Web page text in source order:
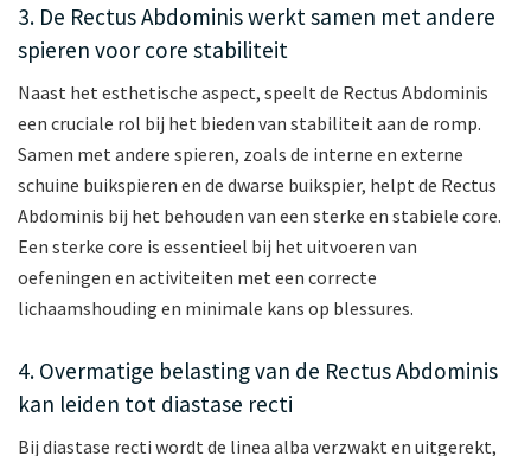
3. De Rectus Abdominis werkt samen met andere
spieren voor core stabiliteit
Naast het esthetische aspect, speelt de Rectus Abdominis
een cruciale rol bij het bieden van stabiliteit aan de romp.
Samen met andere spieren, zoals de interne en externe
schuine buikspieren en de dwarse buikspier, helpt de Rectus
Abdominis bij het behouden van een sterke en stabiele core.
Een sterke core is essentieel bij het uitvoeren van
oefeningen en activiteiten met een correcte
lichaamshouding en minimale kans op blessures.
4. Overmatige belasting van de Rectus Abdominis
kan leiden tot diastase recti
Bij diastase recti wordt de linea alba verzwakt en uitgerekt,